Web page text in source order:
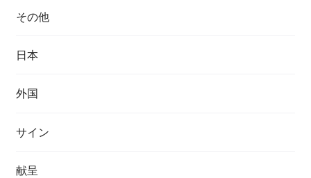
その他
日本
外国
サイン
献呈